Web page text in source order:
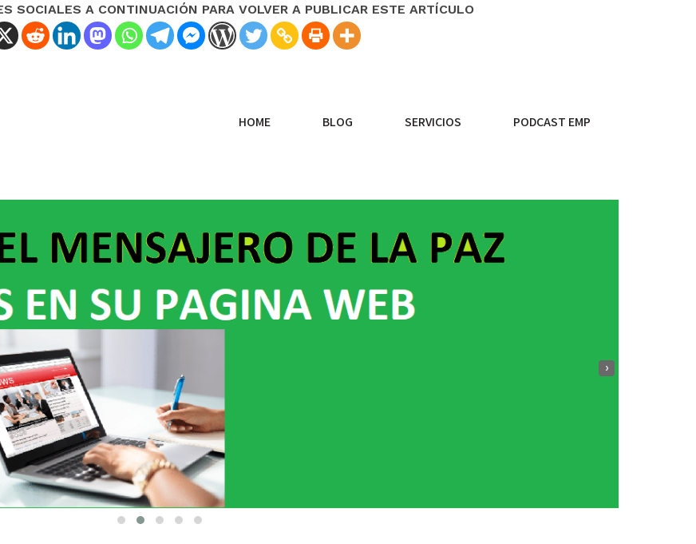
SOCIALES A CONTINUACIÓN PARA VOLVER A PUBLICAR ESTE ARTÍCULO
HOME BLOG SERVICIOS PODCAST EMP
›